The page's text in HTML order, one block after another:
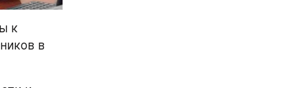
к
в